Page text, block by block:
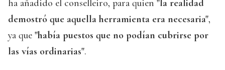
ha añadido el conselleiro, para quien "la realidad
demostró que aquella herramienta era necesaria",
ya que "había puestos que no podían cubrirse por
las vías ordinarias".